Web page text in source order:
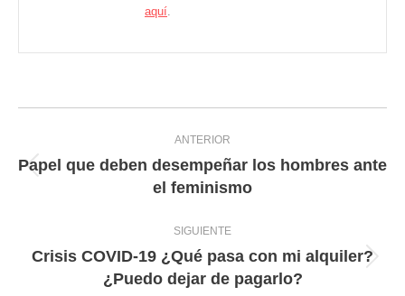
aquí.
entre
ANTERIOR
Entrada
anterior:
Papel que deben desempeñar los hombres ante
el feminismo
SIGUIENTE
Entrada
siguiente:
Crisis COVID-19 ¿Qué pasa con mi alquiler?
¿Puedo dejar de pagarlo?